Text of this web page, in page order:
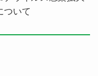
ついて